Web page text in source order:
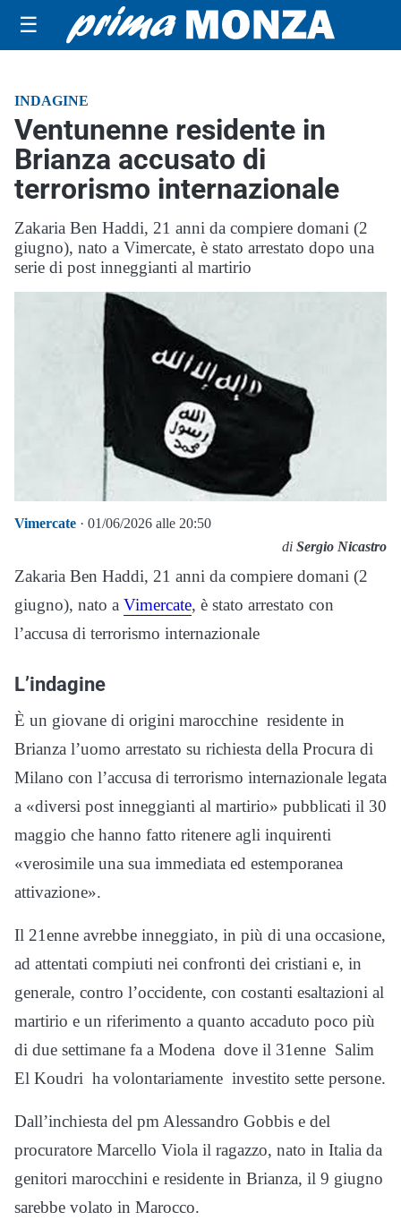
☰
INDAGINE
Ventunenne residente in
Brianza accusato di
terrorismo internazionale
Zakaria Ben Haddi, 21 anni da compiere domani (2
giugno), nato a Vimercate, è stato arrestato dopo una
serie di post inneggianti al martirio
Vimercate · 01/06/2026 alle 20:50
di Sergio Nicastro
Zakaria Ben Haddi, 21 anni da compiere domani (2
giugno), nato a Vimercate, è stato arrestato con
l’accusa di terrorismo internazionale
L’indagine
È un giovane di origini marocchine residente in
Brianza l’uomo arrestato su richiesta della Procura di
Milano con l’accusa di terrorismo internazionale legata
a «diversi post inneggianti al martirio» pubblicati il 30
maggio che hanno fatto ritenere agli inquirenti
«verosimile una sua immediata ed estemporanea
attivazione».
Il 21enne avrebbe inneggiato, in più di una occasione,
ad attentati compiuti nei confronti dei cristiani e, in
generale, contro l’occidente, con costanti esaltazioni al
martirio e un riferimento a quanto accaduto poco più
di due settimane fa a Modena dove il 31enne Salim
El Koudri ha volontariamente investito sette persone.
Dall’inchiesta del pm Alessandro Gobbis e del
procuratore Marcello Viola il ragazzo, nato in Italia da
genitori marocchini e residente in Brianza, il 9 giugno
sarebbe volato in Marocco.